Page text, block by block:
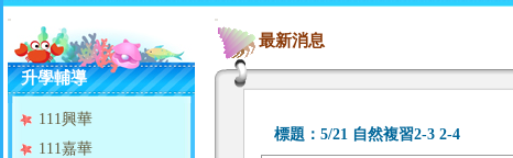
:::
升學輔導
111興華
111嘉華
:::
最新消息
標題： 5/21 自然複習2-3 2-4